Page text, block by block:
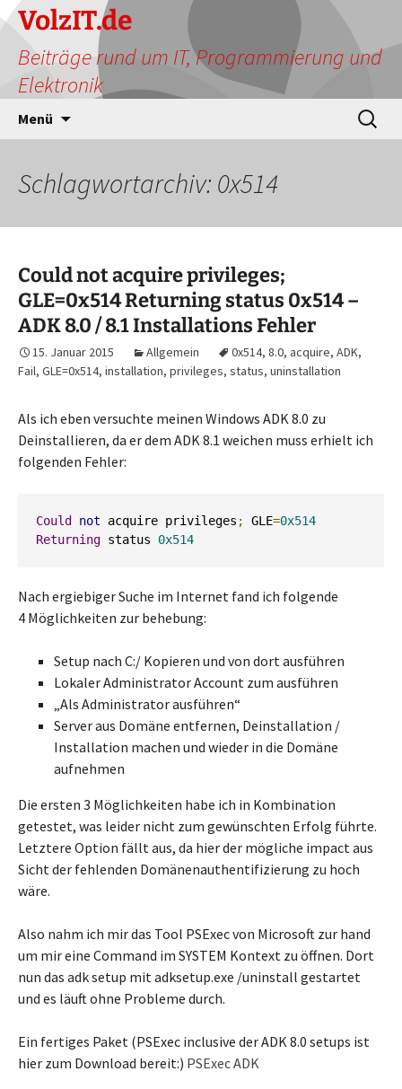
Zum
Inhalt
springen
VolzIT.de
Beiträge rund um IT, Programmierung und
Elektronik
Menü
Suchen
nach:
Schlagwortarchiv: 0x514
Could not acquire privileges;
GLE=0x514 Returning status 0x514 –
ADK 8.0 / 8.1 Installations Fehler
15. Januar 2015 Allgemein 0x514, 8.0, acquire, ADK,
Fail, GLE=0x514, installation, privileges, status, uninstallation
Als ich eben versuchte meinen Windows ADK 8.0 zu
Deinstallieren, da er dem ADK 8.1 weichen muss erhielt ich
folgenden Fehler:
Could not acquire privileges ; GLE=0x514
Returning status 0x514
Nach ergiebiger Suche im Internet fand ich folgende
4 Möglichkeiten zur behebung:
Setup nach C:/ Kopieren und von dort ausführen
Lokaler Administrator Account zum ausführen
„Als Administrator ausführen“
Server aus Domäne entfernen, Deinstallation /
Installation machen und wieder in die Domäne
aufnehmen
Die ersten 3 Möglichkeiten habe ich in Kombination
getestet, was leider nicht zum gewünschten Erfolg führte.
Letztere Option fällt aus, da hier der mögliche impact aus
Sicht der fehlenden Domänenauthentifizierung zu hoch
wäre.
Also nahm ich mir das Tool PSExec von Microsoft zur hand
um mir eine Command im SYSTEM Kontext zu öffnen. Dort
nun das adk setup mit adksetup.exe /uninstall gestartet
und es läuft ohne Probleme durch.
Ein fertiges Paket (PSExec inclusive der ADK 8.0 setups ist
hier zum Download bereit:) PSExec ADK